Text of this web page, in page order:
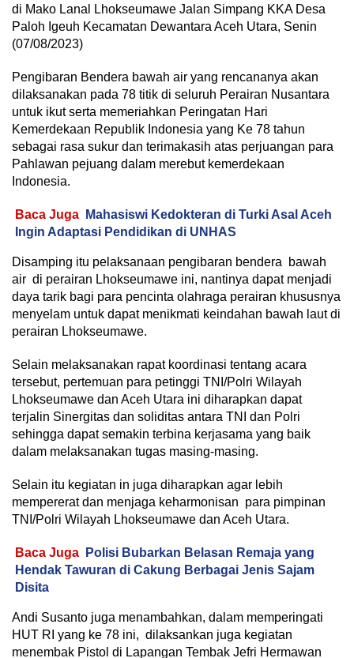
di Mako Lanal Lhokseumawe Jalan Simpang KKA Desa
Paloh Igeuh Kecamatan Dewantara Aceh Utara, Senin
(07/08/2023)
Pengibaran Bendera bawah air yang rencananya akan
dilaksanakan pada 78 titik di seluruh Perairan Nusantara
untuk ikut serta memeriahkan Peringatan Hari
Kemerdekaan Republik Indonesia yang Ke 78 tahun
sebagai rasa sukur dan terimakasih atas perjuangan para
Pahlawan pejuang dalam merebut kemerdekaan
Indonesia.
Baca Juga
Mahasiswi Kedokteran di Turki Asal Aceh
Ingin Adaptasi Pendidikan di UNHAS
Disamping itu pelaksanaan pengibaran bendera bawah
air di perairan Lhokseumawe ini, nantinya dapat menjadi
daya tarik bagi para pencinta olahraga perairan khususnya
menyelam untuk dapat menikmati keindahan bawah laut di
perairan Lhokseumawe.
Selain melaksanakan rapat koordinasi tentang acara
tersebut, pertemuan para petinggi TNI/Polri Wilayah
Lhokseumawe dan Aceh Utara ini diharapkan dapat
terjalin Sinergitas dan soliditas antara TNI dan Polri
sehingga dapat semakin terbina kerjasama yang baik
dalam melaksanakan tugas masing-masing.
Selain itu kegiatan in juga diharapkan agar lebih
mempererat dan menjaga keharmonisan para pimpinan
TNI/Polri Wilayah Lhokseumawe dan Aceh Utara.
Baca Juga
Polisi Bubarkan Belasan Remaja yang
Hendak Tawuran di Cakung Berbagai Jenis Sajam
Disita
Andi Susanto juga menambahkan, dalam memperingati
HUT RI yang ke 78 ini, dilaksankan juga kegiatan
menembak Pistol di Lapangan Tembak Jefri Hermawan